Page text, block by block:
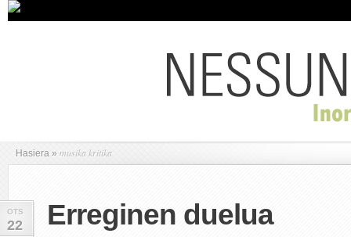
Hasiera » musika kritika
OTS
22 Erreginen duelua